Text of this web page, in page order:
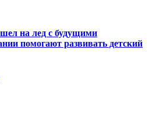
на лед с будущими
помогают развивать детский